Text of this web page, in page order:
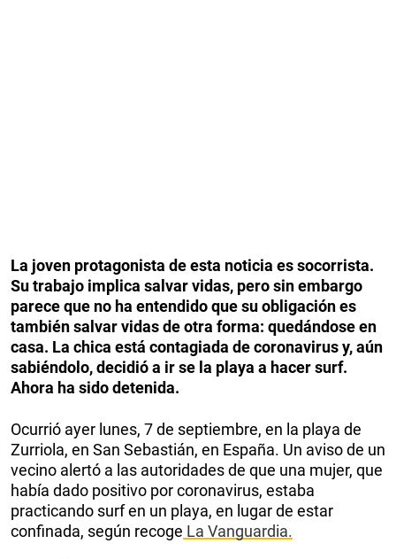
La joven protagonista de esta noticia es socorrista.
Su trabajo implica salvar vidas, pero sin embargo
parece que no ha entendido que su obligación es
también salvar vidas de otra forma: quedándose en
casa. La chica está contagiada de coronavirus y, aún
sabiéndolo, decidió a ir se la playa a hacer surf.
Ahora ha sido detenida.
Ocurrió ayer lunes, 7 de septiembre, en la playa de
Zurriola, en San Sebastián, en España. Un aviso de un
vecino alertó a las autoridades de que una mujer, que
había dado positivo por coronavirus, estaba
practicando surf en un playa, en lugar de estar
confinada, según recoge La Vanguardia.